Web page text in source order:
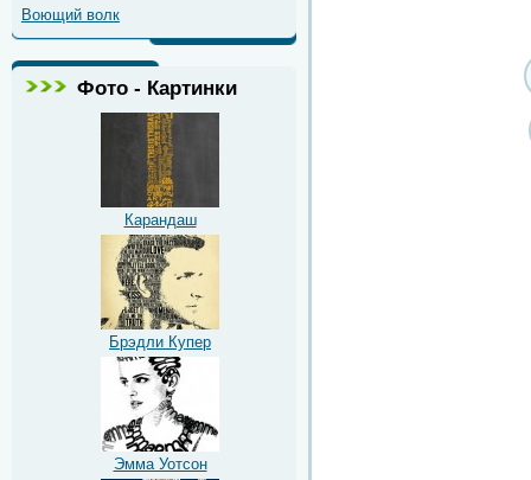
Воющий волк
Фото - Картинки
Карандаш
Брэдли Купер
Эмма Уотсон